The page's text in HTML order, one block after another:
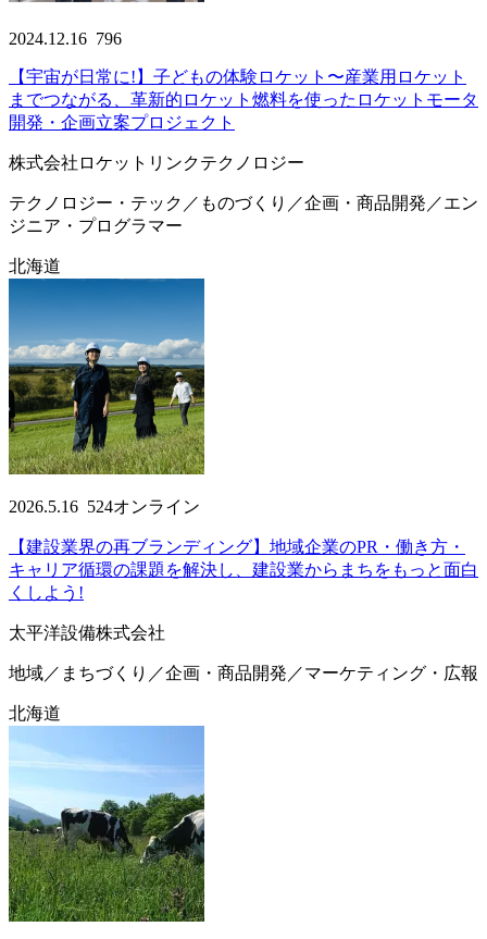
2024.12.16 796
【宇宙が日常に!】子どもの体験ロケット〜産業用ロケット
までつながる、革新的ロケット燃料を使ったロケットモータ
開発・企画立案プロジェクト
株式会社ロケットリンクテクノロジー
テクノロジー・テック／ものづくり／企画・商品開発／エン
ジニア・プログラマー
北海道
2026.5.16 524オンライン
【建設業界の再ブランディング】地域企業のPR・働き方・
キャリア循環の課題を解決し、建設業からまちをもっと面白
くしよう!
太平洋設備株式会社
地域／まちづくり／企画・商品開発／マーケティング・広報
北海道